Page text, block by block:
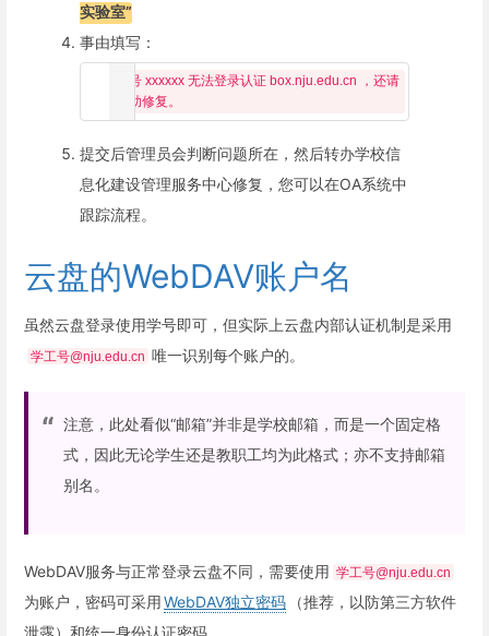
实验室”
事由填写：
账号 xxxxxx 无法登录认证 box.nju.edu.cn ，还请
提交后管理员会判断问题所在，然后转办学校信
息化建设管理服务中心修复，您可以在OA系统中
跟踪流程。
云盘的WebDAV账户名
虽然云盘登录使用学号即可，但实际上云盘内部认证机制是采用
学工号@nju.edu.cn 唯一识别每个账户的。
注意，此处看似“邮箱”并非是学校邮箱，而是一个固定格
式，因此无论学生还是教职工均为此格式；亦不支持邮箱
别名。
WebDAV服务与正常登录云盘不同，需要使用 学工号@nju.edu.cn
为账户，密码可采用WebDAV独立密码
（推荐，以防第三方软件
泄露）和统一身份认证密码。